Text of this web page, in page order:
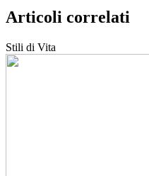
Articoli correlati
Stili di Vita